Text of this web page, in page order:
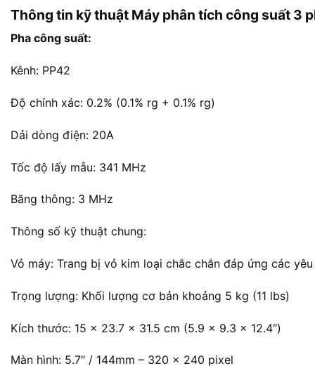
Thông tin kỹ thuật Máy phân tích công suất 3
Pha công suất:
Kênh: PP42
Độ chính xác: 0.2% (0.1% rg + 0.1% rg)
Dải dòng điện: 20A
Tốc độ lấy mẫu: 341 MHz
Băng thông: 3 MHz
Thông số kỹ thuật chung:
Vỏ máy: Trang bị vỏ kim loại chắc chắn đáp ứng các
Trọng lượng: Khối lượng cơ bản khoảng 5 kg (11 lbs)
Kích thước: 15 x 23.7 x 31.5 cm (5.9 x 9.3 x 12.4″)
Màn hình: 5.7″ / 144mm – 320 x 240 pixel